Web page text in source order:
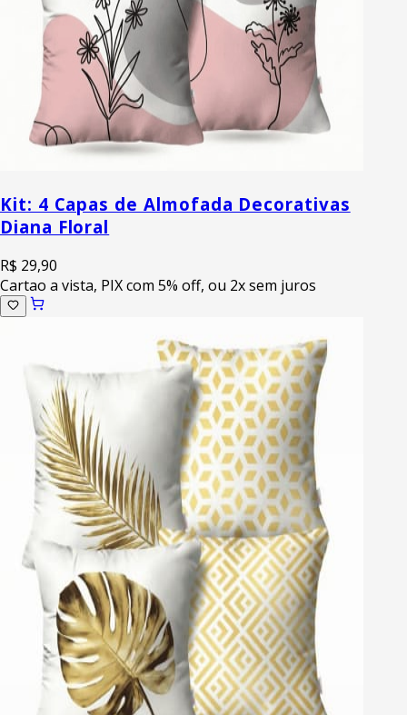
Kit: 4 Capas de Almofada Decorativas
Diana Floral
R$ 29,90
Cartao a vista, PIX com 5% off, ou 2x sem juros